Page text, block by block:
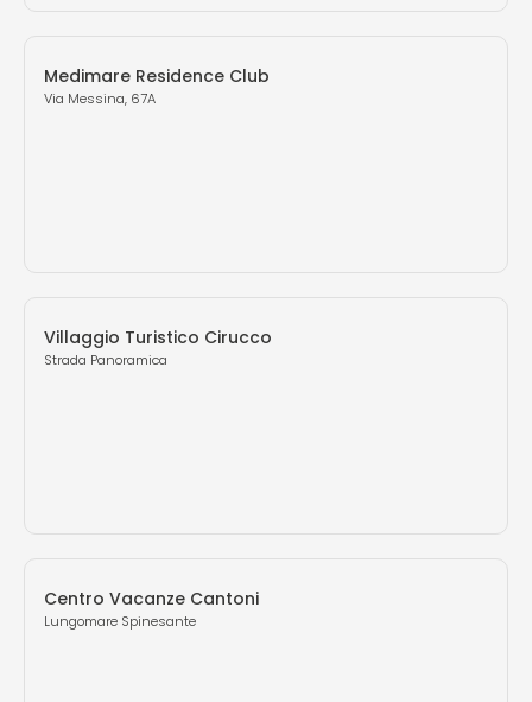
Medimare Residence Club
Via Messina, 67A
Villaggio Turistico Cirucco
Strada Panoramica
Centro Vacanze Cantoni
Lungomare Spinesante